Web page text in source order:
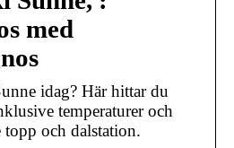
med
idag? Här hittar du
temperaturer och
och dalstation.